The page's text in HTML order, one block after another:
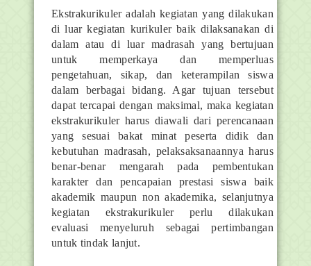
Ekstrakurikuler adalah kegiatan yang dilakukan
di luar kegiatan kurikuler baik dilaksanakan di
dalam atau di luar madrasah yang bertujuan
untuk memperkaya dan memperluas
pengetahuan, sikap, dan keterampilan siswa
dalam berbagai bidang. Agar tujuan tersebut
dapat tercapai dengan maksimal, maka kegiatan
ekstrakurikuler harus diawali dari perencanaan
yang sesuai bakat minat peserta didik dan
kebutuhan madrasah, pelaksaksanaannya harus
benar-benar mengarah pada pembentukan
karakter dan pencapaian prestasi siswa baik
akademik maupun non akademika, selanjutnya
kegiatan ekstrakurikuler perlu dilakukan
evaluasi menyeluruh sebagai pertimbangan
untuk tindak lanjut.